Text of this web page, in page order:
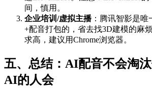
间，慎用。
企业培训/虚拟主播：腾讯智影是唯
+配音打包的，省去找3D建模的麻
求高，建议用Chrome浏览器。
五、总结：AI配音不会淘
AI的人会